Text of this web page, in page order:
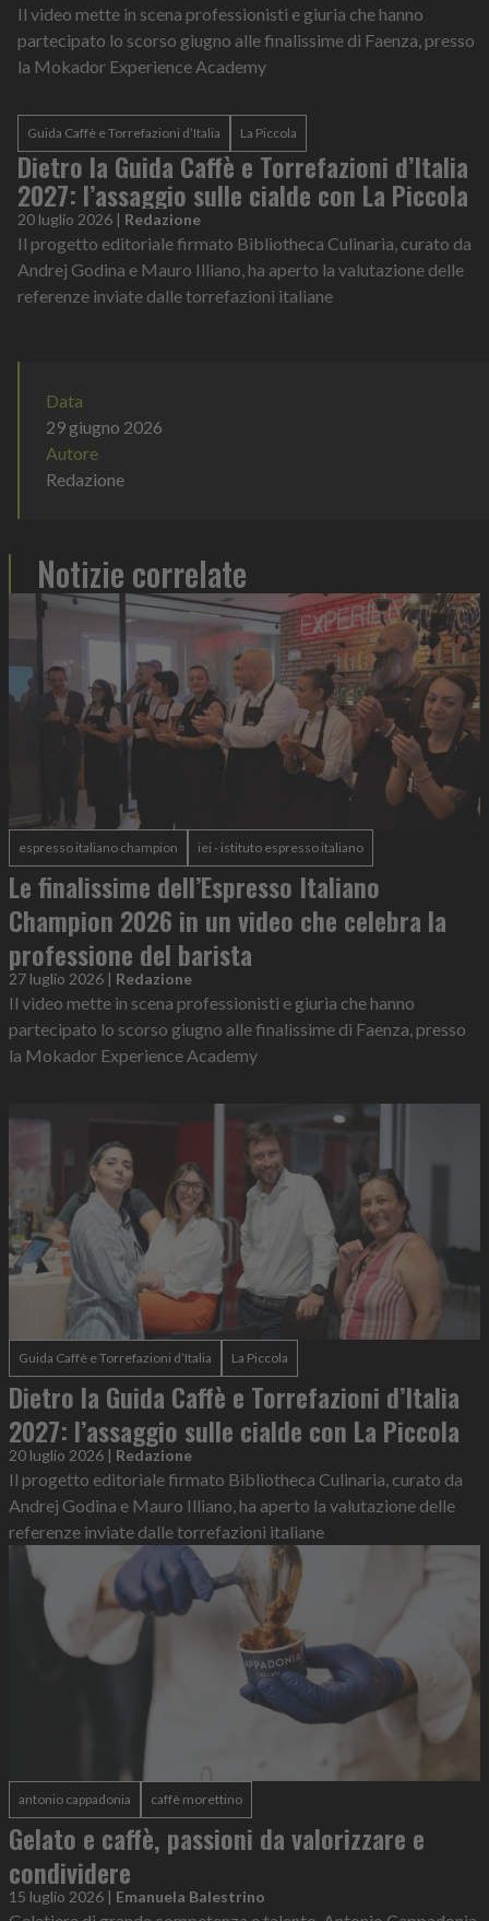
Il video mette in scena professionisti e giuria che hanno
partecipato lo scorso giugno alle finalissime di Faenza, presso
la Mokador Experience Academy
Guida Caffè e Torrefazioni d’Italia La Piccola
Dietro la Guida Caffè e Torrefazioni d’Italia
2027: l’assaggio sulle cialde con La Piccola
20 luglio 2026 | Redazione
Il progetto editoriale firmato Bibliotheca Culinaria, curato da
Andrej Godina e Mauro Illiano, ha aperto la valutazione delle
referenze inviate dalle torrefazioni italiane
Data
29 giugno 2026
Autore
Redazione
Notizie correlate
espresso italiano champion iei - istituto espresso italiano
Le finalissime dell’Espresso Italiano
Champion 2026 in un video che celebra la
professione del barista
27 luglio 2026 | Redazione
Il video mette in scena professionisti e giuria che hanno
partecipato lo scorso giugno alle finalissime di Faenza, presso
la Mokador Experience Academy
Guida Caffè e Torrefazioni d’Italia La Piccola
Dietro la Guida Caffè e Torrefazioni d’Italia
2027: l’assaggio sulle cialde con La Piccola
20 luglio 2026 | Redazione
Il progetto editoriale firmato Bibliotheca Culinaria, curato da
Andrej Godina e Mauro Illiano, ha aperto la valutazione delle
referenze inviate dalle torrefazioni italiane
antonio cappadonia caffè morettino
Gelato e caffè, passioni da valorizzare e
condividere
15 luglio 2026 | Emanuela Balestrino